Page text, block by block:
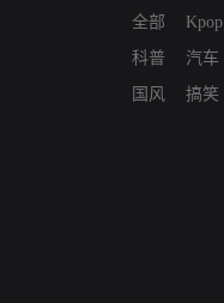
全部
科普
国风
Kpop
汽车
搞笑